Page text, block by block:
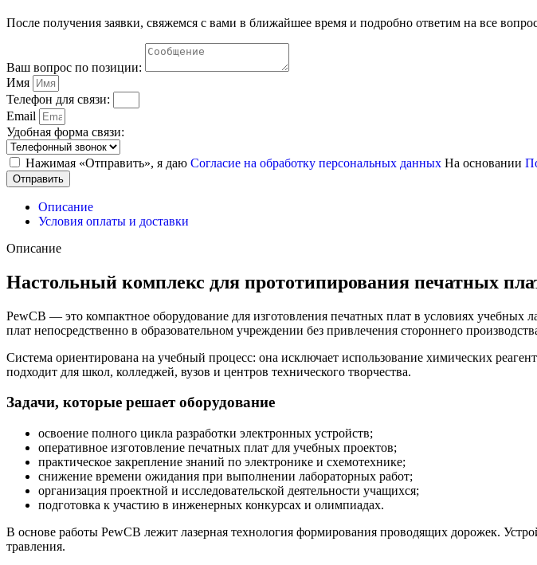
После получения заявки, свяжемся с вами в ближайшее время и подробно ответим на все
Ваш вопрос по позиции:
Имя
Телефон для связи:
Email
Удобная форма связи:
Нажимая «Отправить», я даю Согласие на обработку персональных данных На основании
Отправить
Описание
Условия оплаты и доставки
Описание
Настольный комплекс для прототипирования печатных
PewCB — это компактное оборудование для изготовления печатных плат в условиях
плат непосредственно в образовательном учреждении без привлечения стороннего
Система ориентирована на учебный процесс: она исключает использование химических
подходит для школ, колледжей, вузов и центров технического творчества.
Задачи, которые решает оборудование
освоение полного цикла разработки электронных устройств;
оперативное изготовление печатных плат для учебных проектов;
практическое закрепление знаний по электронике и схемотехнике;
снижение времени ожидания при выполнении лабораторных работ;
организация проектной и исследовательской деятельности учащихся;
подготовка к участию в инженерных конкурсах и олимпиадах.
В основе работы PewCB лежит лазерная технология формирования проводящих дорожек.
травления.